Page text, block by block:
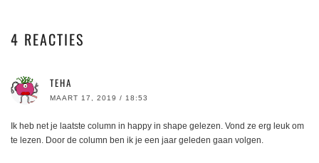
4 REACTIES
TEHA
MAART 17, 2019 / 18:53
Ik heb net je laatste column in happy in shape gelezen. Vond ze erg leuk om
te lezen. Door de column ben ik je een jaar geleden gaan volgen.